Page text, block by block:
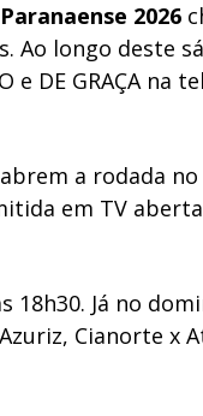
2026
Ao longo deste
DE GRAÇA na
a rodada no
em TV
18h30. Já no
Cianorte x